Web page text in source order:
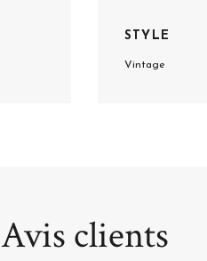
STYLE
Vintage
Avis clients